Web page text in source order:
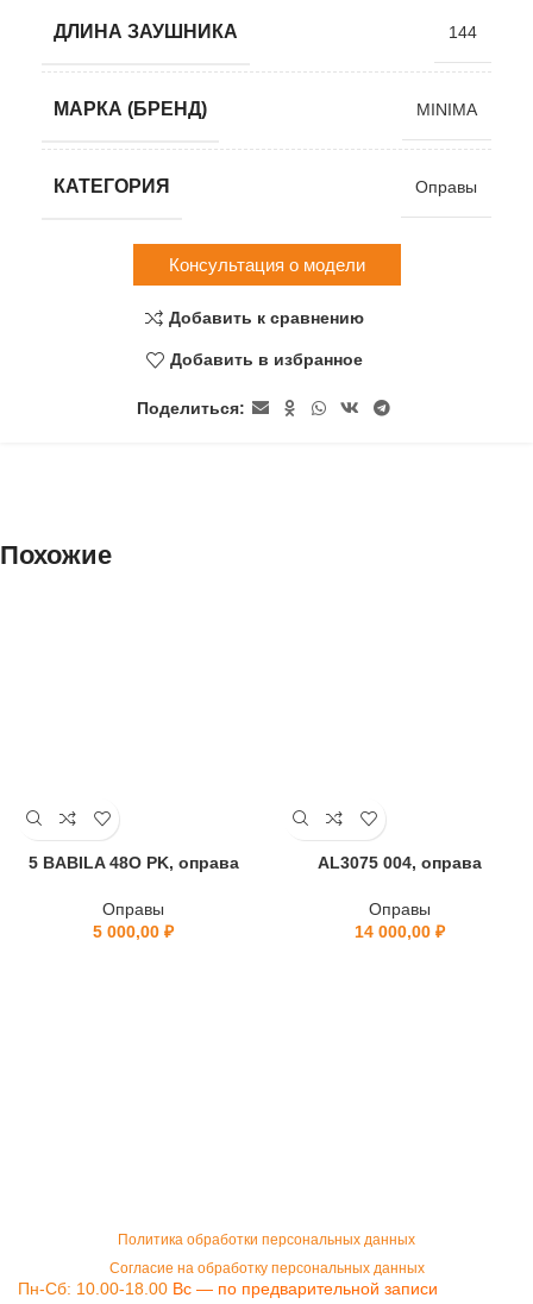
ДЛИНА ЗАУШНИКА 144
МАРКА (БРЕНД) MINIMA
КАТЕГОРИЯ Оправы
Консультация о модели
Добавить к сравнению
Добавить в избранное
Поделиться:
Похожие
5 BABILA 48O PK, оправа
Оправы
5 000,00 ₽
AL3075 004, оправа
Оправы
14 000,00 ₽
Политика обработки персональных данных
Согласие на обработку персональных данных
Пн-Сб: 10.00-18.00 Вс — по предварительной записи